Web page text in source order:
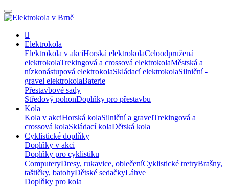
Elektrokola
Elektrokola v akciHorská elektrokolaCeloodpružená
elektrokolaTrekingová a crossová elektrokolaMěstská a
nízkonástupová elektrokolaSkládací elektrokolaSilniční -
gravel elektrokolaBaterie
Přestavbové sady
Středový pohonDoplňky pro přestavbu
Kola
Kola v akciHorská kolaSilniční a gravelTrekingová a
crossová kolaSkládací kolaDětská kola
Cyklistické doplňky
Doplňky v akci
Doplňky pro cyklistiku
ComputeryDresy, rukavice, oblečeníCyklistické tretryBrašny,
taštičky, batohyDětské sedačkyLáhve
Doplňky pro kola